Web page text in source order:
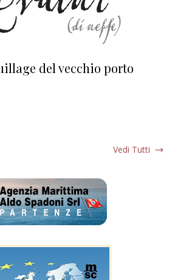
del vecchio porto
Vedi Tutti